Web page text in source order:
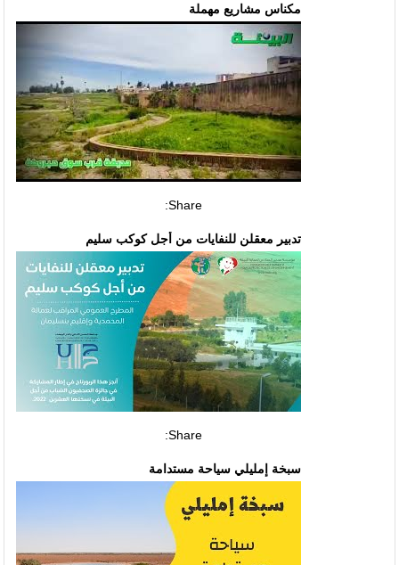
مكناس مشاريع مهملة
Share:
تدبير معقلن للنفايات من أجل كوكب سليم
Share:
سبخة إمليلي سياحة مستدامة